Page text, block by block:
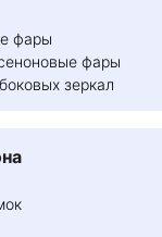
фары
фары
зеркал